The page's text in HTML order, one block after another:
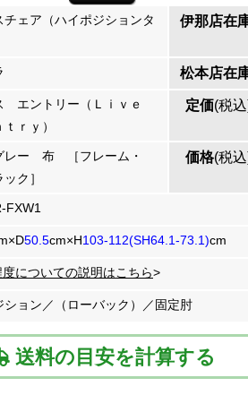
チェア（ハイポジションタ
伊那店在
松本店在
エントリー（Ｌｉｖｅ
ｒｙ）
定価(税
レー 布 ［フレーム・
ク］
価格(税
FXW1
50.5cm×H103-112(SH64.1-73.1)cm
度についての説明はこちら>
ション／（ローバック）／固定肘
送料の目安を計算する